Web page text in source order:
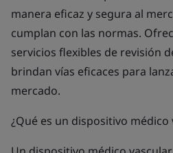
manera eficaz y segura al
cumplan con las normas.
servicios flexibles de revisión
brindan vías eficaces para
mercado.
¿Qué es un dispositivo médico